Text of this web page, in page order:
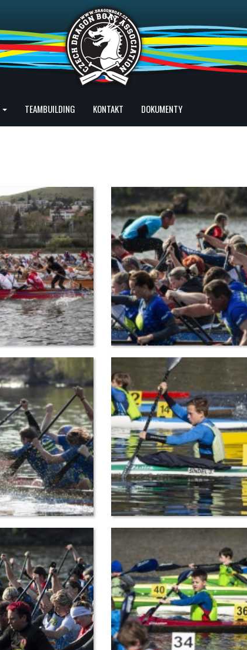
TEAMBUILDING KONTAKT DOKUMENTY